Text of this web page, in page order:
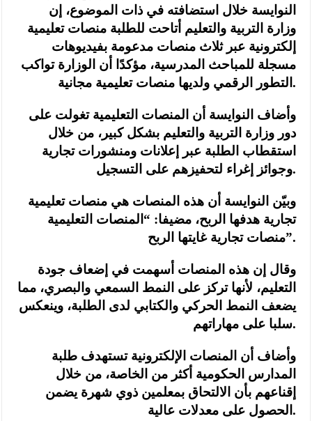
النوايسة خلال استضافته في ذات الموضوع، إن
وزارة التربية والتعليم أتاحت للطلبة منصات تعليمية
إلكترونية عبر ثلاث منصات مدعومة بفيديوهات
مسجلة للمباحث المدرسية، مؤكدًا أن الوزارة تواكب
التطور الرقمي ولديها منصات تعليمية مجانية.
وأضاف النوايسة أن المنصات التعليمية تغولت على
دور وزارة التربية والتعليم بشكل كبير، من خلال
استقطاب الطلبة عبر إعلانات ومنشورات تجارية
وجوائز إغراء لتحفيزهم على التسجيل.
وبيّن النوايسة أن هذه المنصات هي منصات تعليمية
تجارية هدفها الربح، مضيفا: “المنصات التعليمية
منصات تجارية غايتها الربح”.
وقال إن هذه المنصات أسهمت في إضعاف جودة
التعليم، لأنها تركز على النمط السمعي والبصري، مما
يضعف النمط الحركي والكتابي لدى الطلبة، وينعكس
سلبا على مهاراتهم.
وأضاف أن المنصات الإلكترونية تستهدف طلبة
المدارس الحكومية أكثر من الخاصة، من خلال
إقناعهم بأن الالتحاق بمعلمين ذوي شهرة يضمن
الحصول على معدلات عالية.